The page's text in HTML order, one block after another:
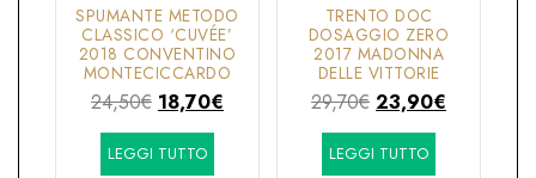
SPUMANTE METODO
CLASSICO ‘CUVÉE’
2018 CONVENTINO
MONTECICCARDO
24,50€ Il
prezzo
originale
18,70€Il
LEGGI TUTTO
TRENTO DOC
DOSAGGIO ZERO
2017 MADONNA
DELLE VITTORIE
29,70€ Il
prezzo
originale
23,90€
LEGGI TUTTO